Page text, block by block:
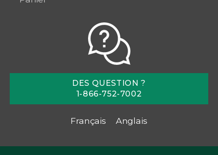
DES QUESTION ?
1-866-752-7002
Français Anglais